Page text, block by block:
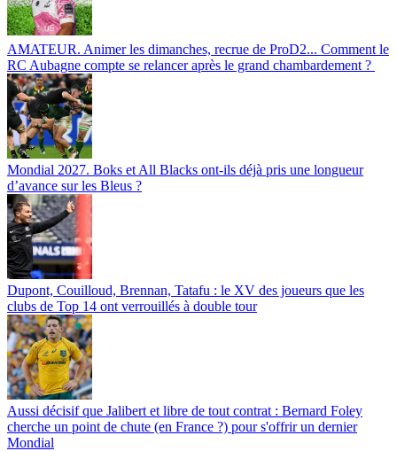
AMATEUR. Animer les dimanches, recrue de ProD2... Comment le
RC Aubagne compte se relancer après le grand chambardement ?
Mondial 2027. Boks et All Blacks ont-ils déjà pris une longueur
d’avance sur les Bleus ?
Dupont, Couilloud, Brennan, Tatafu : le XV des joueurs que les
clubs de Top 14 ont verrouillés à double tour
Aussi décisif que Jalibert et libre de tout contrat : Bernard Foley
cherche un point de chute (en France ?) pour s'offrir un dernier
Mondial